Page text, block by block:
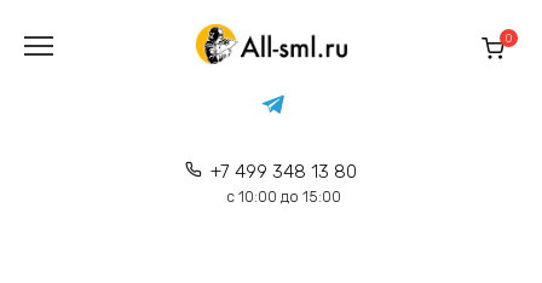
содержанию
+7 499 348 13 80
с 10:00 до 15:00
0